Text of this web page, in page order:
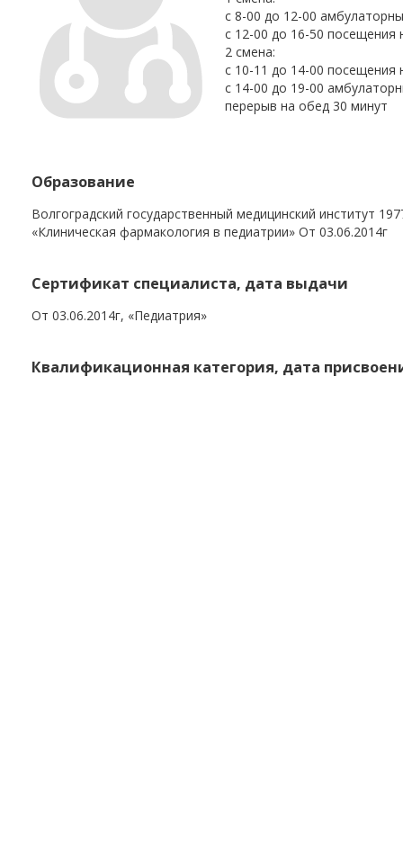
с 8-00 до 12-00
с 12-00 до 16-50 посещения
2 смена:
с 10-11 до 14-00 посещения
с 14-00 до 19-00
перерыв на обед 30 минут
Образование
Волгоградский государственный медицинский институт
«Клиническая фармакология в педиатрии» От 03.06.2014г
Сертификат специалиста, дата выдачи
От 03.06.2014г, «Педиатрия»
Квалификационная категория, дата